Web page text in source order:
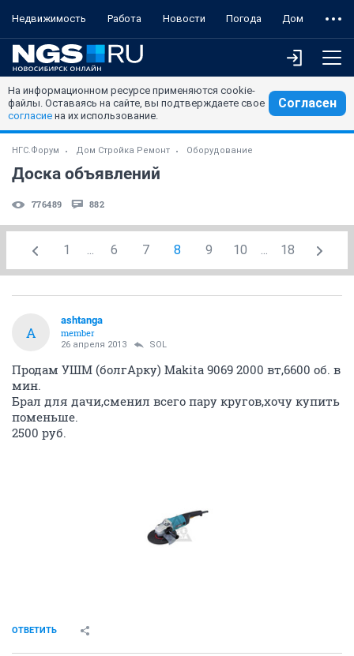
Недвижимость Работа Новости Погода Дом
На информационном ресурсе применяются cookie-
файлы. Оставаясь на сайте, вы подтверждаете свое
согласие на их использование.
Согласен
НГС.Форум Дом Стройка Ремонт Оборудование
Доска объявлений
776489 882
1 ... 6 7 8 9 10 ... 18
A
ashtanga
member
26 апреля 2013 SOL
Продам УШМ (болгАрку) Makita 9069 2000 вт,6600 об. в
мин.
Брал для дачи,сменил всего пару кругов,хочу купить
поменьше.
2500 руб.
ОТВЕТИТЬ